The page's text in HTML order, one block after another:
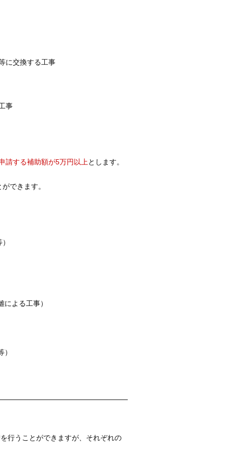
に交換する工事
事
請する補助額が5万円以上とします。
できます。
よる工事）
行うことができますが、それぞれの